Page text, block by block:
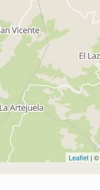
Leaflet | ©